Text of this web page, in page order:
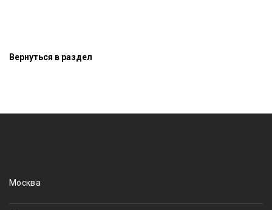
Вернуться в раздел
Москва